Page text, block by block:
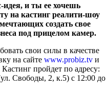
идея, и ты ее хочешь
на кастинг реалити-шоу
создать свое
под прицелом камер.
свои силы в качестве
на сайте www.probiz.tv и
пройдет по адресу:
Свободы, 2, к.5) с 12:00 до